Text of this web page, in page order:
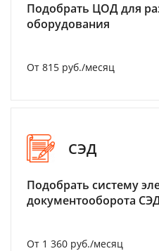
Подобрать ЦОД для
оборудования
От 815 руб./месяц
СЭД
Подобрать систему
документооборота
От 1 360 руб./месяц